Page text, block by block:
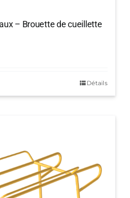
– Brouette de cueillette
Détails